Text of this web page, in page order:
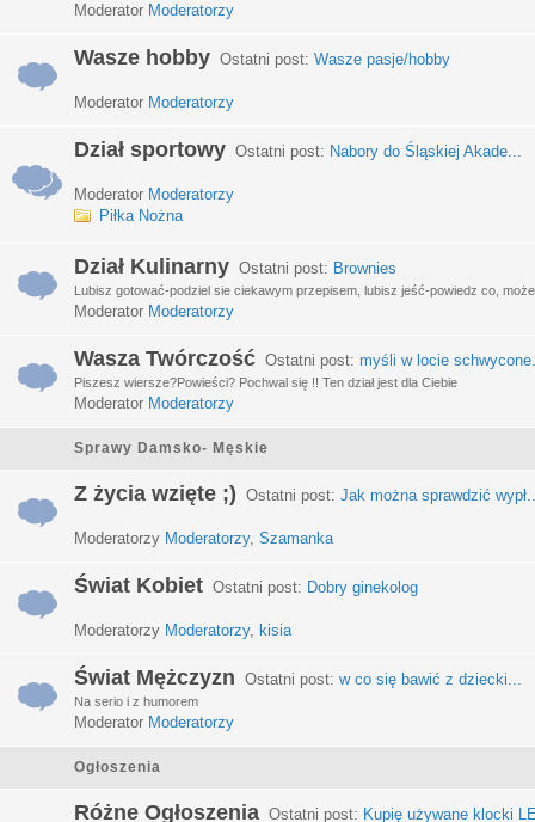
Moderator Moderatorzy
Wasze hobby Ostatni post: Wasze pasje/hobby
Moderator Moderatorzy
Dział sportowy Ostatni post: Nabory do Śląskiej Akade...
Moderator Moderatorzy
Piłka Nożna
Dział Kulinarny Ostatni post: Brownies
Lubisz gotować-podziel sie ciekawym przepisem, lubisz jeść-powiedz co,
Moderator Moderatorzy
Wasza Twórczość Ostatni post: myśli w locie
Piszesz wiersze?Powieści? Pochwal się !! Ten dział jest dla Ciebie
Moderator Moderatorzy
Sprawy Damsko- Męskie
Z życia wzięte ;) Ostatni post: Jak można sprawdzić
Moderatorzy Moderatorzy, Szamanka
Świat Kobiet Ostatni post: Dobry ginekolog
Moderatorzy Moderatorzy, kisia
Świat Mężczyzn Ostatni post: w co się bawić z dziecki...
Na serio i z humorem
Moderator Moderatorzy
Ogłoszenia
Różne Ogłoszenia Ostatni post: Kupię używane klocki